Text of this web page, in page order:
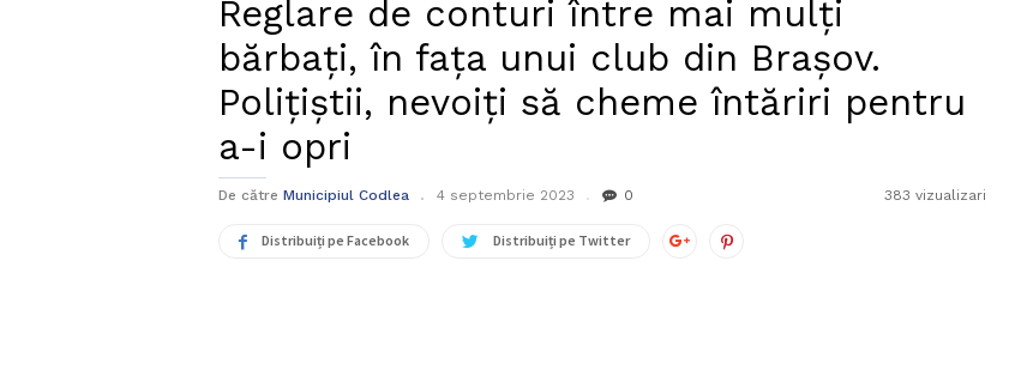
Reglare de conturi între mai mulţi
bărbaţi, în faţa unui club din Braşov.
Poliţiştii, nevoiţi să cheme întăriri pentru
a-i opri
De către Municipiul Codlea 4 septembrie 2023 0 383 vizualizari
Distribuiți pe Facebook Distribuiți pe Twitter